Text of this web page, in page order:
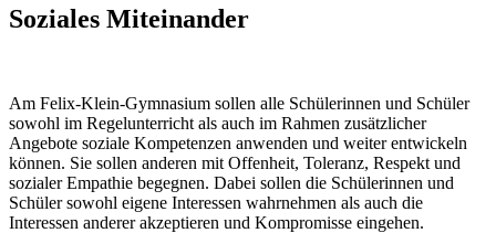
Soziales Miteinander
Am Felix-Klein-Gymnasium sollen alle Schülerinnen und Schüler
sowohl im Regelunterricht als auch im Rahmen zusätzlicher
Angebote soziale Kompetenzen anwenden und weiter entwickeln
können. Sie sollen anderen mit Offenheit, Toleranz, Respekt und
sozialer Empathie begegnen. Dabei sollen die Schülerinnen und
Schüler sowohl eigene Interessen wahrnehmen als auch die
Interessen anderer akzeptieren und Kompromisse eingehen.